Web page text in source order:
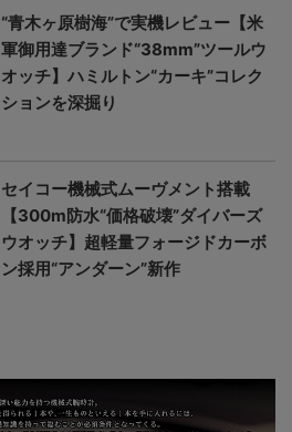
“青木ヶ原樹海”で実機レビュー【米
軍御用達ブランド“38mm”ツールウ
オッチ】ハミルトン“カーキ”コレク
ションを深掘り
セイコー機械式ムーヴメント搭載
【300m防水“価格破壊”ダイバーズ
ウオッチ】超軽量フォージドカーボ
ン採用“アンダーン”新作